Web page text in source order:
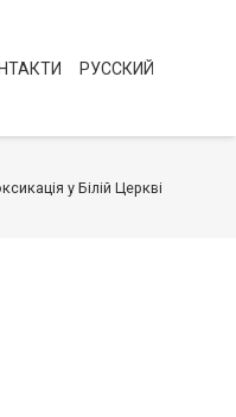
РУССКИЙ
у Білій Церкві